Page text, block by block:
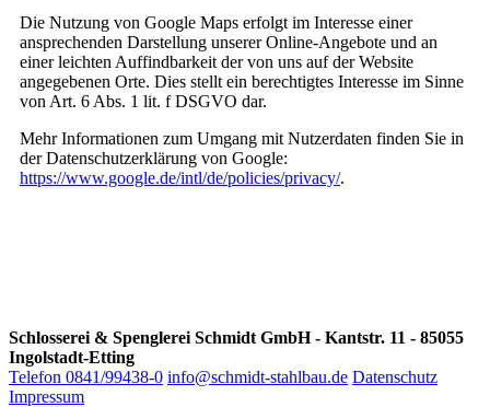
Die Nutzung von Google Maps erfolgt im Interesse einer
ansprechenden Darstellung unserer Online-Angebote und an
einer leichten Auffindbarkeit der von uns auf der Website
angegebenen Orte. Dies stellt ein berechtigtes Interesse im Sinne
von Art. 6 Abs. 1 lit. f DSGVO dar.
Mehr Informationen zum Umgang mit Nutzerdaten finden Sie in
der Datenschutzerklärung von Google:
https://www.google.de/intl/de/policies/privacy/.
Schlosserei & Spenglerei Schmidt GmbH - Kantstr. 11 - 85055
Ingolstadt-Etting
Telefon 0841/99438-0 info@schmidt-stahlbau.de Datenschutz
Impressum